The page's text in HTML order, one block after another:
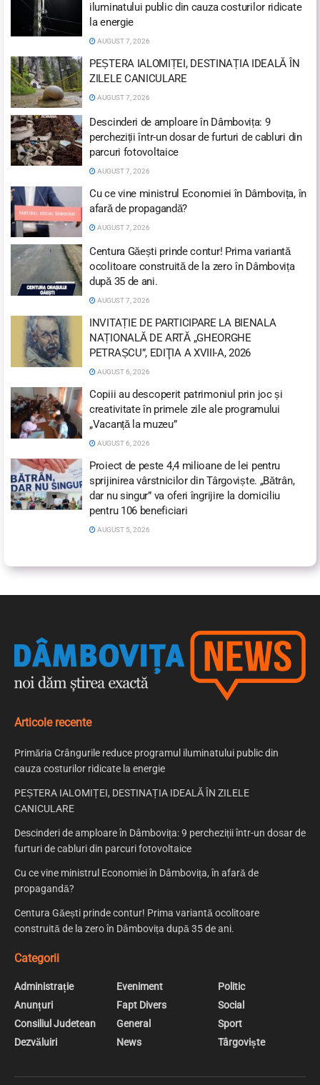
iluminatului public din cauza costurilor ridicate
la energie
AUGUST 7, 2026
PEȘTERA IALOMIȚEI, DESTINAȚIA IDEALĂ ÎN
ZILELE CANICULARE
AUGUST 7, 2026
Descinderi de amploare în Dâmbovița: 9
percheziții într-un dosar de furturi de cabluri din
parcuri fotovoltaice
AUGUST 7, 2026
Cu ce vine ministrul Economiei în Dâmbovița, în
afară de propagandă?
AUGUST 7, 2026
Centura Găești prinde contur! Prima variantă
ocolitoare construită de la zero în Dâmbovița
după 35 de ani.
AUGUST 7, 2026
INVITAȚIE DE PARTICIPARE LA BIENALA
NAȚIONALĂ DE ARTĂ „GHEORGHE
PETRAȘCU”, EDIŢIA A XVIII-A, 2026
AUGUST 6, 2026
Copiii au descoperit patrimoniul prin joc și
creativitate în primele zile ale programului
„Vacanță la muzeu”
AUGUST 6, 2026
Proiect de peste 4,4 milioane de lei pentru
sprijinirea vârstnicilor din Târgoviște. „Bătrân,
dar nu singur” va oferi îngrijire la domiciliu
pentru 106 beneficiari
AUGUST 5, 2026
Articole recente
Primăria Crângurile reduce programul iluminatului public din
cauza costurilor ridicate la energie
PEȘTERA IALOMIȚEI, DESTINAȚIA IDEALĂ ÎN ZILELE
CANICULARE
Descinderi de amploare în Dâmbovița: 9 percheziții într-un dosar de
furturi de cabluri din parcuri fotovoltaice
Cu ce vine ministrul Economiei în Dâmbovița, în afară de
propagandă?
Centura Găești prinde contur! Prima variantă ocolitoare
construită de la zero în Dâmbovița după 35 de ani.
Categorii
Administrație
Anunțuri
Consiliul Judetean
Dezvăluiri
Eveniment
Fapt Divers
General
News
Politic
Social
Sport
Târgoviște